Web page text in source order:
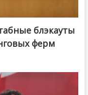
блэкауты
ферм